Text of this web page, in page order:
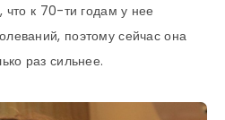
что к 70-ти годам у нее
поэтому сейчас она
раз сильнее.